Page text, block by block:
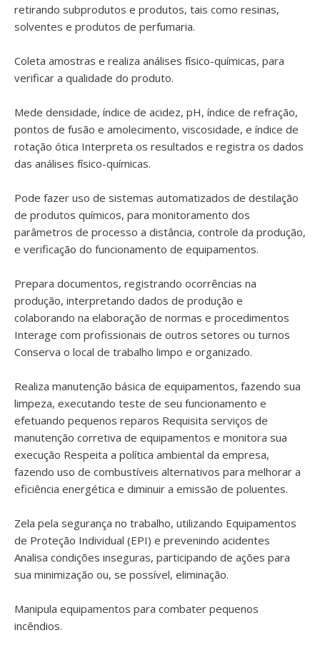
retirando subprodutos e produtos, tais como resinas,
solventes e produtos de perfumaria.
Coleta amostras e realiza análises físico-químicas, para
verificar a qualidade do produto.
Mede densidade, índice de acidez, pH, índice de refração,
pontos de fusão e amolecimento, viscosidade, e índice de
rotação ótica Interpreta os resultados e registra os dados
das análises físico-químicas.
Pode fazer uso de sistemas automatizados de destilação
de produtos químicos, para monitoramento dos
parâmetros de processo a distância, controle da produção,
e verificação do funcionamento de equipamentos.
Prepara documentos, registrando ocorrências na
produção, interpretando dados de produção e
colaborando na elaboração de normas e procedimentos
Interage com profissionais de outros setores ou turnos
Conserva o local de trabalho limpo e organizado.
Realiza manutenção básica de equipamentos, fazendo sua
limpeza, executando teste de seu funcionamento e
efetuando pequenos reparos Requisita serviços de
manutenção corretiva de equipamentos e monitora sua
execução Respeita a política ambiental da empresa,
fazendo uso de combustíveis alternativos para melhorar a
eficiência energética e diminuir a emissão de poluentes.
Zela pela segurança no trabalho, utilizando Equipamentos
de Proteção Individual (EPI) e prevenindo acidentes
Analisa condições inseguras, participando de ações para
sua minimização ou, se possível, eliminação.
Manipula equipamentos para combater pequenos
incêndios.